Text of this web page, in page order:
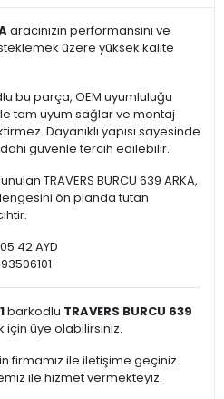
aracınızın performansını ve
üzere yüksek kalite
bu parça, OEM uyumluluğu
tam uyum sağlar ve montaj
Dayanıklı yapısı sayesinde
güvenle tercih edilebilir.
TRAVERS BURCU 639 ARKA,
ön planda tutan
42 AYD
barkodlu TRAVERS BURCU 639
için üye olabilirsiniz.
firmamız ile iletişime geçiniz.
ile hizmet vermekteyiz.